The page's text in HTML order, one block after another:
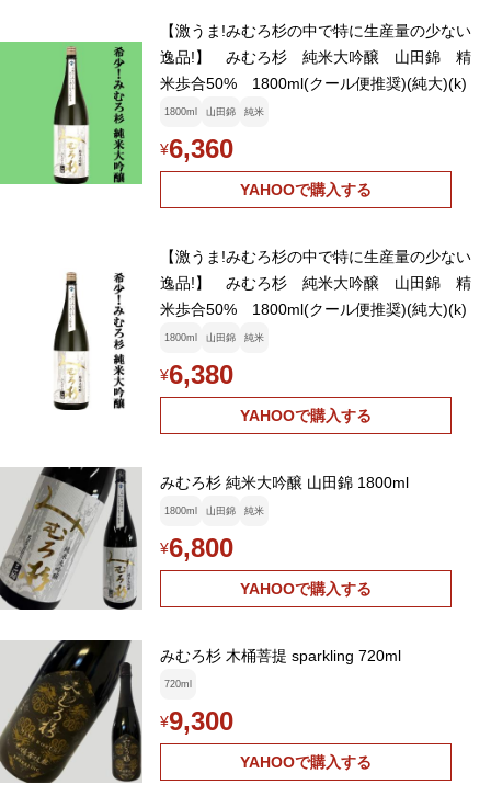
【激うま!みむろ杉の中で特に生産量の少ない
逸品!】 みむろ杉 純米大吟醸 山田錦 精
米歩合50% 1800ml(クール便推奨)(純大)(k)
1800ml 山田錦 純米
¥6,360
YAHOOで購入する
【激うま!みむろ杉の中で特に生産量の少ない
逸品!】 みむろ杉 純米大吟醸 山田錦 精
米歩合50% 1800ml(クール便推奨)(純大)(k)
1800ml 山田錦 純米
¥6,380
YAHOOで購入する
みむろ杉 純米大吟醸 山田錦 1800ml
1800ml 山田錦 純米
¥6,800
YAHOOで購入する
みむろ杉 木桶菩提 sparkling 720ml
720ml
¥9,300
YAHOOで購入する